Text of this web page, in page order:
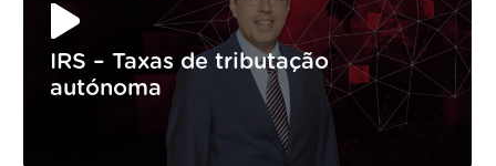
IRS – Taxas de tributação
autónoma